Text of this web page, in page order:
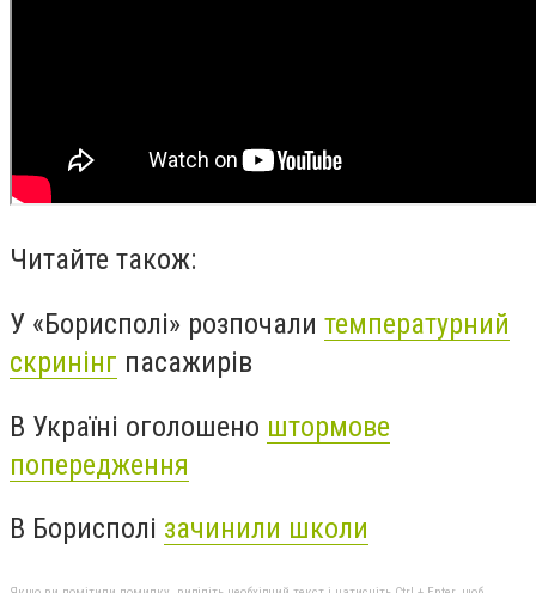
Читайте також:
У «Борисполі» розпочали температурний
скринінг пасажирів
В Україні оголошено штормове
попередження
В Борисполі зачинили школи